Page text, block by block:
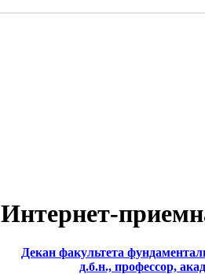
Интернет-
Декан факультета
д.б.н., профессор,